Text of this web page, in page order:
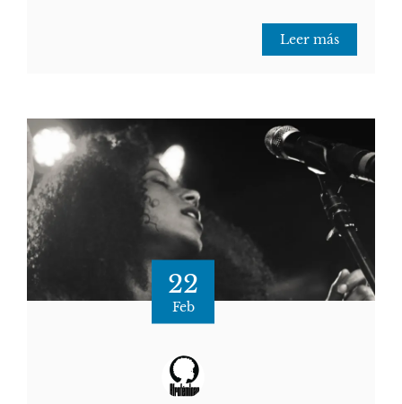
Leer más
22
Feb